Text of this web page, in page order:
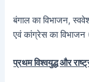
बंगाल का विभाजन,
एवं कांग्रेस का विभाजन
प्रथम विश्वयुद्ध और